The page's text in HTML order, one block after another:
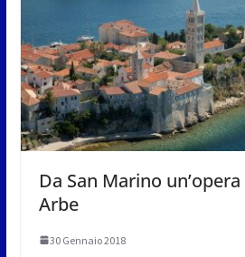
Da San Marino
Arbe
30 Gennaio 2018